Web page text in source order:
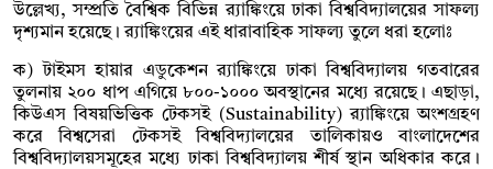
উল্লেখ্য, সম্প্রতি বৈশ্বিক বিভিন্ন র‍্যাঙ্কিংয়ে ঢাকা বিশ্ববিদ্যালয়ের সাফল্য
দৃশ্যমান হয়েছে। র‍্যাঙ্কিংয়ের এই ধারাবাহিক সাফল্য তুলে ধরা হলোঃ
ক) টাইমস হায়ার এডুকেশন র‍্যাঙ্কিংয়ে ঢাকা বিশ্ববিদ্যালয় গতবারের
তুলনায় ২০০ ধাপ এগিয়ে ৮০০-১০০০ অবস্থানের মধ্যে রয়েছে। এছাড়া,
কিউএস বিষয়ভিত্তিক টেকসই (Sustainability) র‍্যাঙ্কিংয়ে অংশগ্রহণ
করে বিশ্বসেরা টেকসই বিশ্ববিদ্যালয়ের তালিকায়ও বাংলাদেশের
বিশ্ববিদ্যালয়সমূহের মধ্যে ঢাকা বিশ্ববিদ্যালয় শীর্ষ স্থান অধিকার করে।